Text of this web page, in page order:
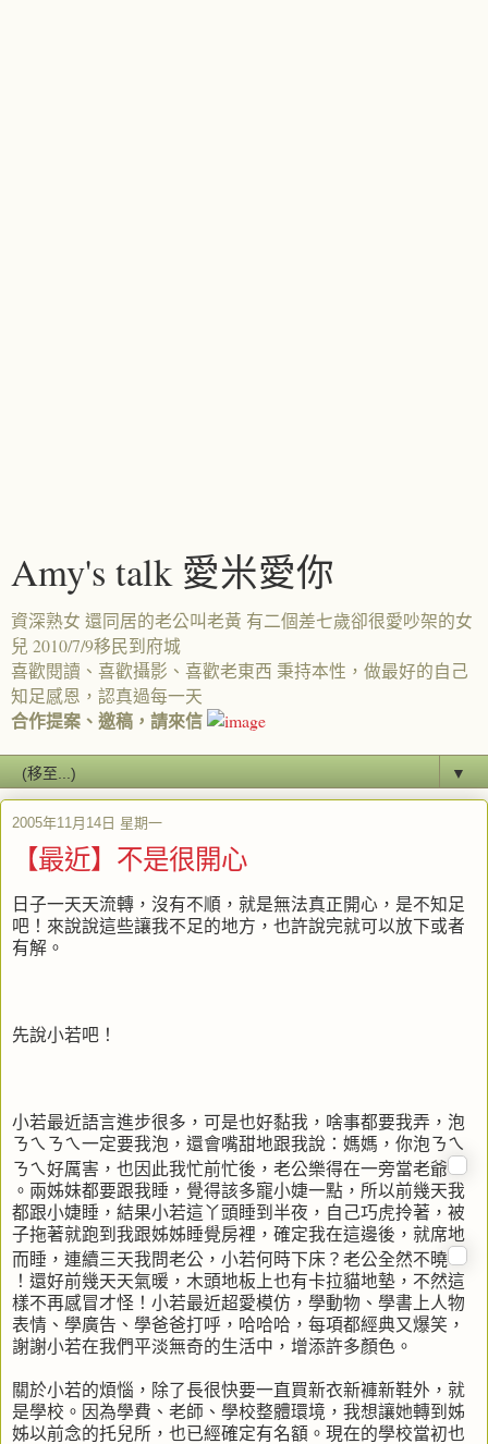
Amy's talk 愛米愛你
資深熟女 還同居的老公叫老黃 有二個差七歲卻很愛吵架的女
兒 2010/7/9移民到府城
喜歡閱讀、喜歡攝影、喜歡老東西 秉持本性，做最好的自己
知足感恩，認真過每一天
合作提案、邀稿，請來信
▼
2005年11月14日 星期一
【最近】不是很開心
日子一天天流轉，沒有不順，就是無法真正開心，是不知足
吧！來說說這些讓我不足的地方，也許說完就可以放下或者
有解。
先說小若吧！
小若最近語言進步很多，可是也好黏我，啥事都要我弄，泡
ㄋㄟㄋㄟ一定要我泡，還會嘴甜地跟我說：媽媽，你泡ㄋㄟ
ㄋㄟ好厲害，也因此我忙前忙後，老公樂得在一旁當老爺
。兩姊妹都要跟我睡，覺得該多寵小婕一點，所以前幾天我
都跟小婕睡，結果小若這丫頭睡到半夜，自己巧虎拎著，被
子拖著就跑到我跟姊姊睡覺房裡，確定我在這邊後，就席地
而睡，連續三天我問老公，小若何時下床？老公全然不曉
！還好前幾天天氣暖，木頭地板上也有卡拉貓地墊，不然這
樣不再感冒才怪！小若最近超愛模仿，學動物、學書上人物
表情、學廣告、學爸爸打呼，哈哈哈，每項都經典又爆笑，
謝謝小若在我們平淡無奇的生活中，增添許多顏色。
關於小若的煩惱，除了長很快要一直買新衣新褲新鞋外，就
是學校。因為學費、老師、學校整體環境，我想讓她轉到姊
姊以前念的托兒所，也已經確定有名額。現在的學校當初也